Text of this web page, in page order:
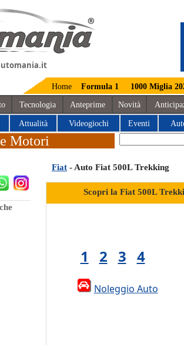
Home Formula 1 1000 Miglia
Tecnologia Anteprime Novità
Attualità Videogiochi Eventi
Motori
Fiat - Auto Fiat 500L Trekking
Scopri la Fiat 500L
1 2 3 4
Noleggio Auto